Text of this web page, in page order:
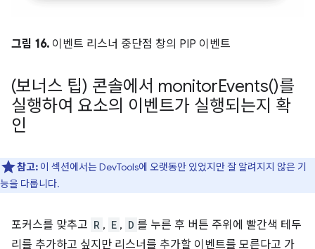
그림 16. 이벤트 리스너 중단점 창의 PIP 이벤트
(보너스 팁) 콘솔에서 monitorEvents()를
실행하여 요소의 이벤트가 실행되는지 확
인
참고: 이 섹션에서는 DevTools에 오랫동안 있었지만 잘 알려지지 않은 기
능을 다룹니다.
포커스를 맞추고 R , E , D 를 누른 후 버튼 주위에 빨간색 테두
리를 추가하고 싶지만 리스너를 추가할 이벤트를 모른다고 가